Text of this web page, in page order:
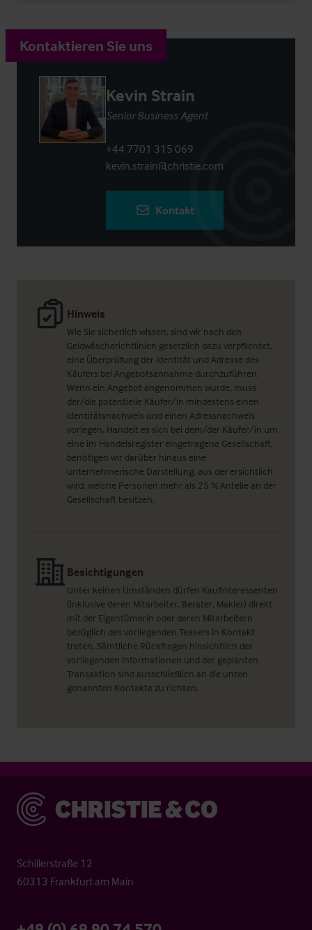
Hinweis
Wie Sie sicherlich wissen, sind wir nach den
Geldwäscherichtlinien gesetzlich dazu verpflichtet,
eine Überprüfung der Identität und Adresse des
Käufers bei Angebotsannahme durchzuführen.
Wenn ein Angebot angenommen wurde, muss
der/die potentielle Käufer/in mindestens einen
Identitätsnachweis und einen Adressnachweis
vorlegen. Handelt es sich bei dem/der Käufer/in um
eine im Handelsregister eingetragene Gesellschaft,
benötigen wir darüber hinaus eine
unternehmerische Darstellung, aus der ersichtlich
wird, welche Personen mehr als 25 % Anteile an der
Gesellschaft besitzen.
Besichtigungen
Unter keinen Umständen dürfen Kaufinteressenten
(inklusive deren Mitarbeiter, Berater, Makler) direkt
mit der Eigentümerin oder deren Mitarbeitern
bezüglich des vorliegenden Teasers in Kontakt
treten. Sämtliche Rückfragen hinsichtlich der
vorliegenden Informationen und der geplanten
Transaktion sind ausschließlich an die unten
genannten Kontakte zu richten.
Kontaktieren Sie uns
Kevin Strain
Senior Business Agent
+44 7701 315 069
kevin.strain@christie.com
Kontakt
Christie & Co
Schillerstraße 12
60313 Frankfurt am Main